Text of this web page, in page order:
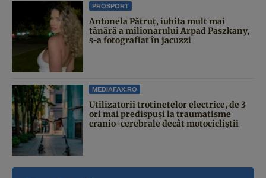
PROSPORT
Antonela Pătruț, iubita mult mai
tânără a milionarului Arpad Paszkany,
s-a fotografiat în jacuzzi
MEDIAFAX.RO
Utilizatorii trotinetelor electrice, de 3
ori mai predispuși la traumatisme
cranio-cerebrale decât motocicliștii